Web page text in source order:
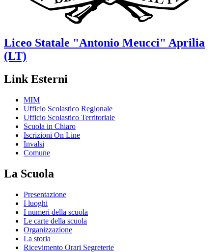
Liceo Statale "Antonio Meucci" Aprilia
(LT)
Link Esterni
MIM
Ufficio Scolastico Regionale
Ufficio Scolastico Territoriale
Scuola in Chiaro
Iscrizioni On Line
Invalsi
Comune
La Scuola
Presentazione
I luoghi
I numeri della scuola
Le carte della scuola
Organizzazione
La storia
Ricevimento Orari Segreterie